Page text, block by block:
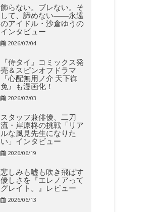
飾らない。ブレない。そ
して、諦めない――永遠
のアイドル・沙倉ゆうの
インタビュー
2026/07/04
『侍タイ』コミックス発
売＆スピンオフドラマ
『心配無用ノ介 天下御
免』も漫画化！
2026/07/03
スタッフ兼俳優、二刀
流・岸原柊の挑戦「リア
ルな風見先生になりた
い」インタビュー
2026/06/19
悲しみも嘘も吹き飛ばす
優しさを『エレノアって
グレイト。』レビュー
2026/06/13